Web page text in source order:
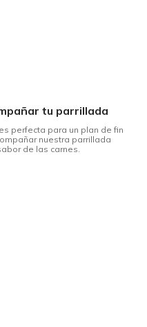
tu parrillada
perfecta para un plan de fin
nuestra parrillada
de las carnes.